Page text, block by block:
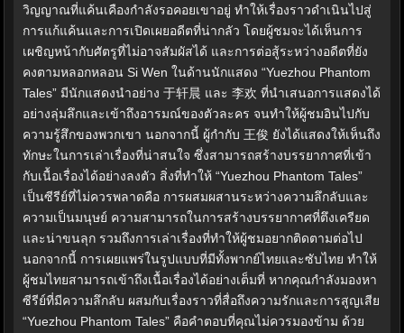
วิญญาณที่แค้นเคืองกำลังรอคอยเขาอยู่ ทำให้เรื่องราวดำเนินไปสู่
การแก้แค้นและการเปิดเผยอดีตที่น่ากลัว โดยผู้ชมจะได้เห็นการ
เผชิญหน้ากับศัตรูที่ไม่อาจสัมผัสได้ และการต่อสู้ระหว่างอดีตที่ยัง
คงตามหลอกหลอน Si Wen ในด้านนักแสดง “Yuezhou Phantom
Tales” มีนักแสดงนำอย่าง 于轩晨 และ 李欢 ที่นำเสนอการแสดงได้
อย่างลุ่มลึกและเข้าถึงอารมณ์ของตัวละคร จนทำให้ผู้ชมอินไปกับ
ความรู้สึกของพวกเขา นอกจากนี้ ผู้กำกับ 王俊 ยังได้แสดงให้เห็นถึง
ทักษะในการเล่าเรื่องที่น่าสนใจ ซึ่งสามารถสร้างบรรยากาศที่เข้า
กับเนื้อเรื่องได้อย่างลงตัว สิ่งที่ทำให้ “Yuezhou Phantom Tales”
เป็นซีรีย์ที่ไม่ควรพลาดคือ การผสมผสานระหว่างความลึกลับและ
ความเป็นมนุษย์ ความสามารถในการสร้างบรรยากาศที่ตึงเครียด
และน่าขนลุก รวมถึงการเล่าเรื่องที่ทำให้ผู้ชมอยากติดตามต่อไป
นอกจากนี้ การเผยแพร่ในรูปแบบที่มีทั้งพากย์ไทยและซับไทย ทำให้
ผู้ชมไทยสามารถเข้าถึงเนื้อเรื่องได้อย่างเต็มที่ หากคุณกำลังมองหา
ซีรีย์ที่มีความลึกลับ ผสมกับเรื่องราวที่สื่อถึงความรักและการสูญเสีย
“Yuezhou Phantom Tales” คือคำตอบที่คุณไม่ควรมองข้าม ด้วย